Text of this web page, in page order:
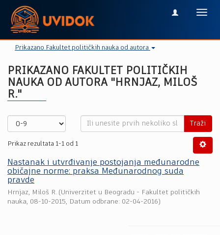
Prikazano Fakultet političkih nauka od autora
PRIKAZANO FAKULTET POLITIČKIH
NAUKA OD AUTORA "HRNJAZ, MILOŠ
R."
Traži
Prikaz rezultata 1-1 od 1
Nastanak i utvrđivanje postojanja međunarodne
običajne norme: praksa Međunarodnog suda
pravde
Hrnjaz, Miloš R. (Univerzitet u Beogradu - Fakultet političkih
nauka, 08-10-2015, Datum odbrane: 02-04-2016)